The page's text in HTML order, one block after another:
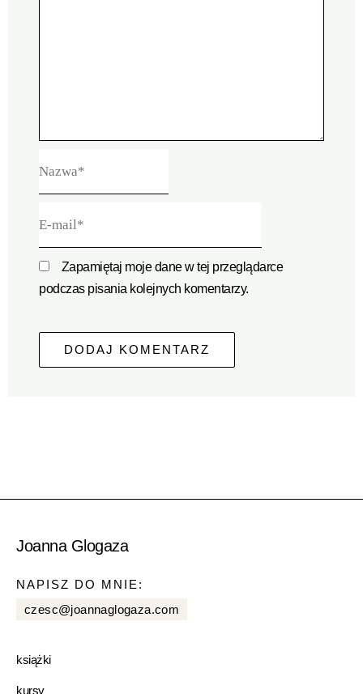
mail*
Zapamiętaj moje dane w tej przeglądarce
podczas pisania kolejnych komentarzy.
Joanna Glogaza
NAPISZ DO MNIE:
czesc@joannaglogaza.com
książki
kursy